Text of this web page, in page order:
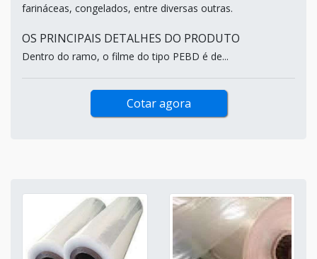
farináceas, congelados, entre diversas outras.
OS PRINCIPAIS DETALHES DO PRODUTO
Dentro do ramo, o filme do tipo PEBD é de...
Cotar agora